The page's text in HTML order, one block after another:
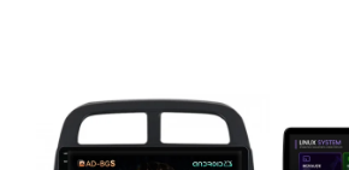
Navigații auto universale